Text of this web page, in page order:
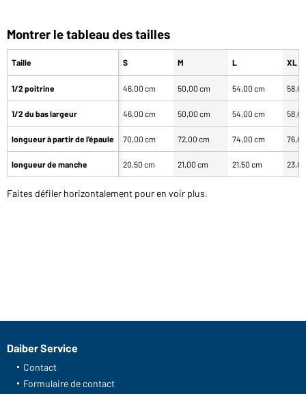
Montrer le tableau des tailles
Taille
1/2 poitrine
1/2 du bas largeur
longueur à partir de l'épaule
longueur de manche
S M L XL
46,00 cm 50,00 cm 54,00 cm
46,00 cm 50,00 cm 54,00 cm
70,00 cm 72,00 cm 74,00 cm
20,50 cm 21,00 cm 21,50 cm
Faites défiler horizontalement pour en voir plus.
Daiber Service
Contact
Formulaire de contact